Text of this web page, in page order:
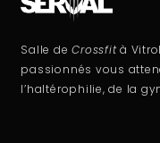
Salle deCrossfità
passionnés vous
l’haltérophilie, de la